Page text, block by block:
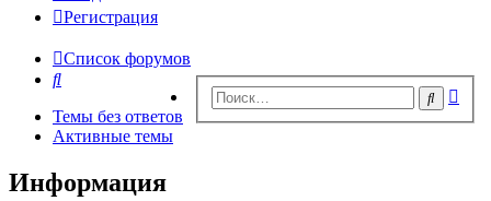
Регистрация
Список форумов
Поиск
Поиск
Темы без ответов
Активные темы
Информация